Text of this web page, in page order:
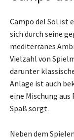
Campo del Sol ist
sich durch seine
mediterranes
Vielzahl von
darunter
Anlage ist auch
eine Mischung
Spaß sorgt.
Neben dem